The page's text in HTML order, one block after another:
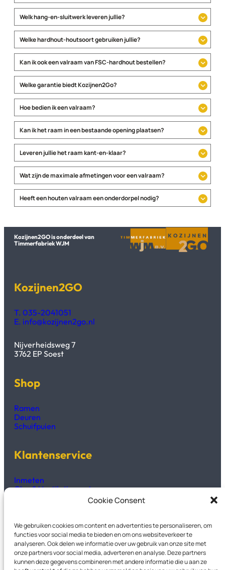
Cookie Consent
We gebruiken cookies om content en advertenties te personaliseren, om
functies voor social media te bieden en om ons websiteverkeer te
analyseren. Ook delen we informatie over uw gebruik van onze site met
onze partners voor social media, adverteren en analyse. Deze partners
kunnen deze gegevens combineren met andere informatie die u aan ze
Welk hang-en-sluitwerk leveren jullie?
Welke hardhout-houtsoort gebruiken jullie?
Kan ik ook een valraam van FSC-hardhout bestellen?
Welke garantie biedt Kozijnen2Go?
Hoe bedien ik een valraam?
Kan ik het raam in een bestaande opening plaatsen?
Leveren jullie het raam kant-en-klaar?
Wat zijn de maximale afmetingen voor een valraam?
Heeft een houten valraam een onderdorpel nodig?
Kozijnen2GO is onderdeel van
Timmerfabriek WJM
Kozijnen2GO
T. 035-2041051
E. info@kozijnen2go.nl
Nijverheidsweg 7
3762 EP Soest
Shop
Ramen
Deuren
Schuifpuien
Klantenservice
Inmeten
Glas & Ventilatieroosters
Kozijnen2GO
Over Ons